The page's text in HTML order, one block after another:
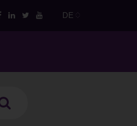
DE